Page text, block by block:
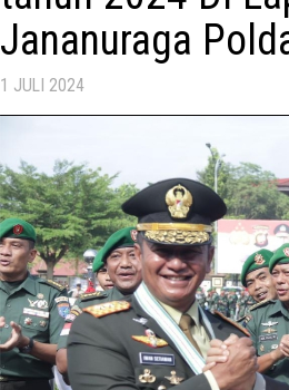
Jananuraga
1 JULI 2024